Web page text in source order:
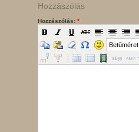
Hozzászólás
Hozzászólás: *
Betűméret